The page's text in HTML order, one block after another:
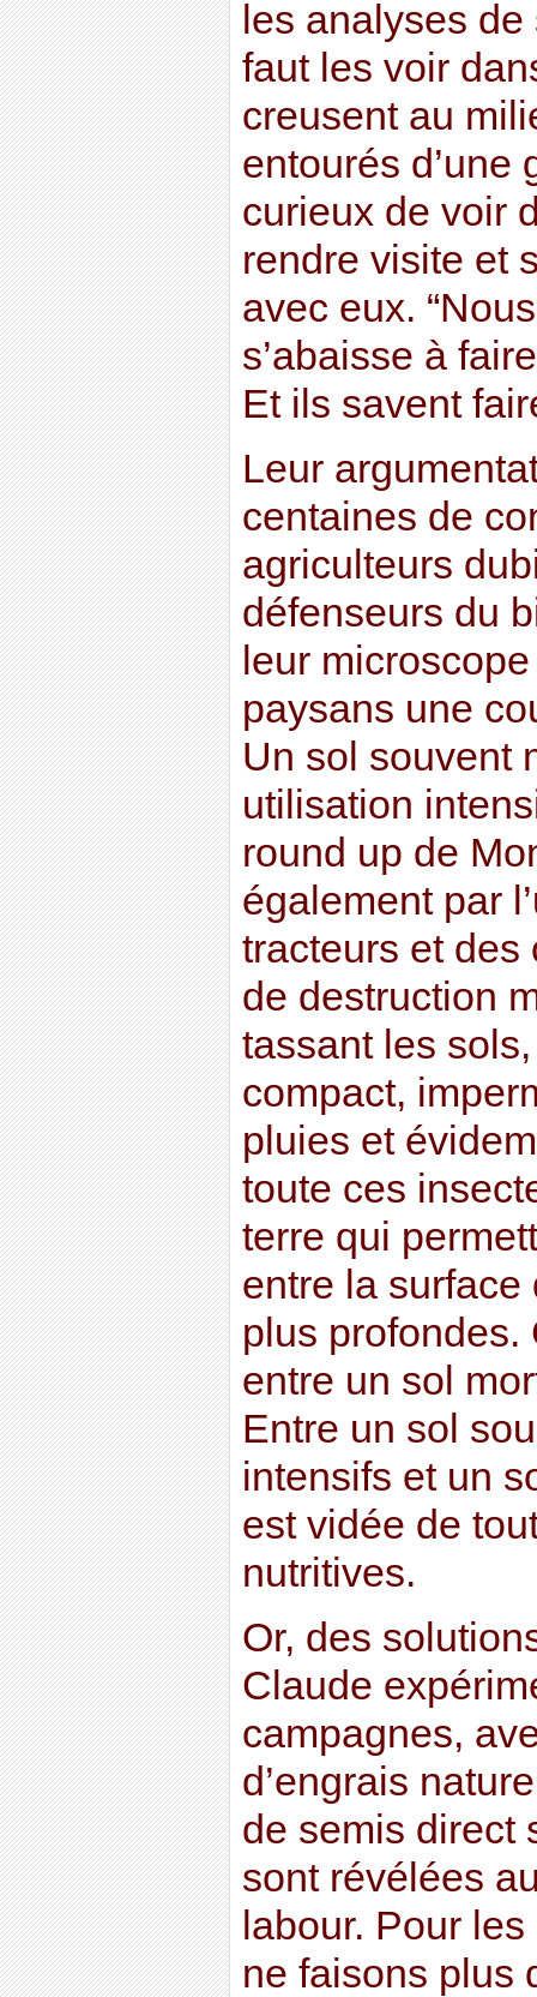
les analyses
faut les voir
creusent au
entourés d’une
curieux de voir
rendre visite et
avec eux.
s’abaisse à
Et ils savent
Leur
centaines de
agriculteurs
défenseurs du
leur
paysans une
Un sol souvent
utilisation
round up de
également par
tracteurs et des
de destruction
tassant les
compact,
pluies et
toute ces
terre qui
entre la
plus profondes.
entre un sol
Entre un sol
intensifs et un
est vidée de
nutritives.
Or, des
Claude
campagnes,
d’engrais
de semis direct
sont révélées
labour. Pour
ne faisons plus